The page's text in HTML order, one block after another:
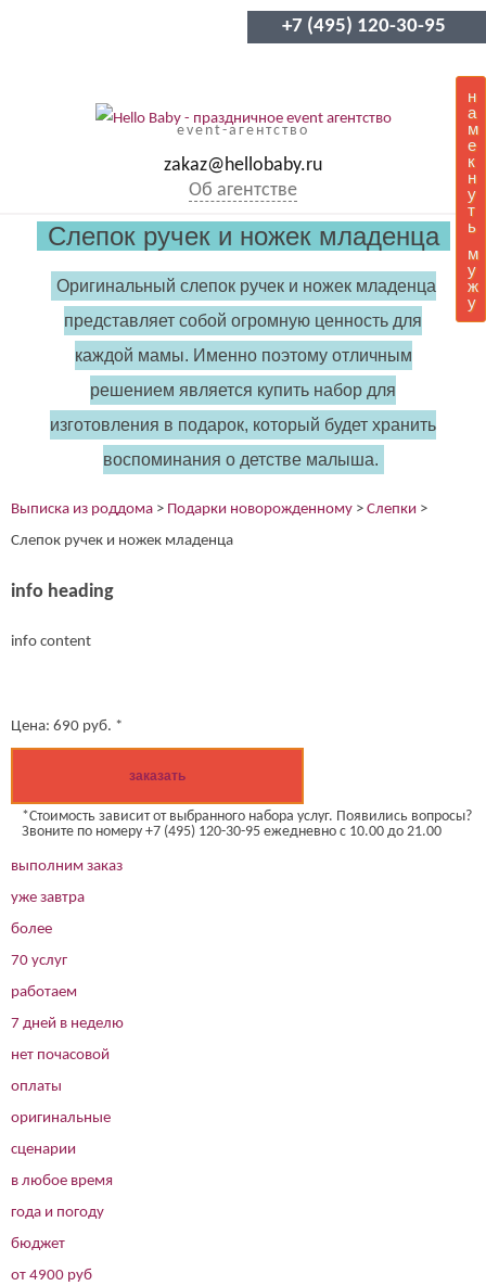
+7 (495) 120-30-95
event-агентство
zakaz@hellobaby.ru
Об агентстве
н
а
м
е
к
н
у
т
ь
м
у
ж
у
Слепок ручек и ножек младенца
Оригинальный слепок ручек и ножек младенца
представляет собой огромную ценность для
каждой мамы. Именно поэтому отличным
решением является купить набор для
изготовления в подарок, который будет хранить
воспоминания о детстве малыша.
Выписка из роддома > Подарки новорожденному > Слепки >
Слепок ручек и ножек младенца
info heading
info content
Цена: 690 руб. *
заказать
*Стоимость зависит от выбранного набора услуг. Появились вопросы?
Звоните по номеру +7 (495) 120-30-95 ежедневно с 10.00 до 21.00
выполним заказ
уже завтра
более
70 услуг
работаем
7 дней в неделю
нет почасовой
оплаты
оригинальные
сценарии
в любое время
года и погоду
бюджет
от 4900 руб